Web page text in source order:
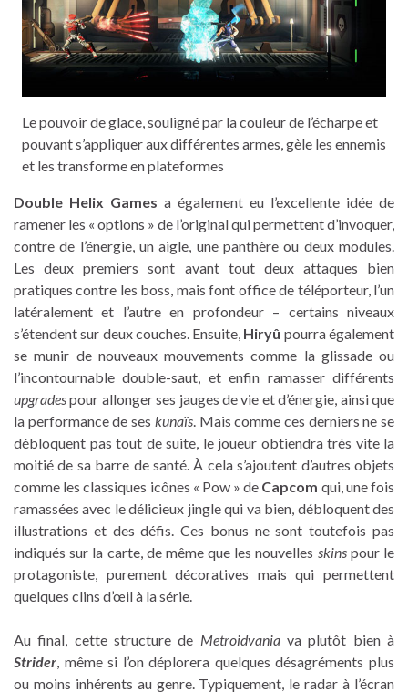
Le pouvoir de glace, souligné par la couleur de l’écharpe et
pouvant s’appliquer aux différentes armes, gèle les ennemis
et les transforme en plateformes
Double Helix Games a également eu l’excellente idée de
ramener les « options » de l’original qui permettent d’invoquer,
contre de l’énergie, un aigle, une panthère ou deux modules.
Les deux premiers sont avant tout deux attaques bien
pratiques contre les boss, mais font office de téléporteur, l’un
latéralement et l’autre en profondeur – certains niveaux
s’étendent sur deux couches. Ensuite, Hiryû pourra également
se munir de nouveaux mouvements comme la glissade ou
l’incontournable double-saut, et enfin ramasser différents
upgradespour allonger ses jauges de vie et d’énergie, ainsi que
la performance de ses kunaïs. Mais comme ces derniers ne se
débloquent pas tout de suite, le joueur obtiendra très vite la
moitié de sa barre de santé. À cela s’ajoutent d’autres objets
comme les classiques icônes « Pow » de Capcom qui, une fois
ramassées avec le délicieux jingle qui va bien, débloquent des
illustrations et des défis. Ces bonus ne sont toutefois pas
indiqués sur la carte, de même que les nouvelles skinspour le
protagoniste, purement décoratives mais qui permettent
quelques clins d’œil à la série.
Au final, cette structure de Metroidvaniava plutôt bien à
Strider, même si l’on déplorera quelques désagréments plus
ou moins inhérents au genre. Typiquement, le radar à l’écran